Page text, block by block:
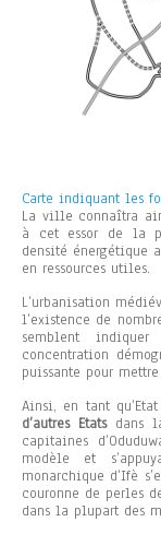
Carte indiquant les
La ville connaîtra
à cet essor de la
densité énergétique
en ressources utiles.
L’urbanisation
l’existence de
semblent
concentration
puissante pour
Ainsi, en tant
d’autres Etatsdans
capitaines
modèle et
monarchique d’Ifè
couronne de perles
dans la plupart des